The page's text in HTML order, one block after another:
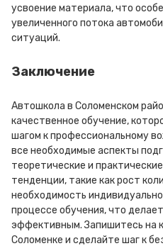
усвоение материала, что
увеличенного потока
ситуаций.
Заключение
Автошкола в Соломенском
качественное обучение,
шагом к профессиональному
все необходимые аспекты
теоретические и
тенденции, такие как рост
необходимость
процессе обучения, что
эффективным. Запишитесь на
Соломенке и сделайте шаг к